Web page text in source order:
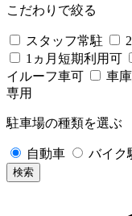
こだわりで絞る
スタッフ常駐
1ヵ月短期利用可
イルーフ車可
車
専用
駐車場の種類を選ぶ
自動車 バイク
検索